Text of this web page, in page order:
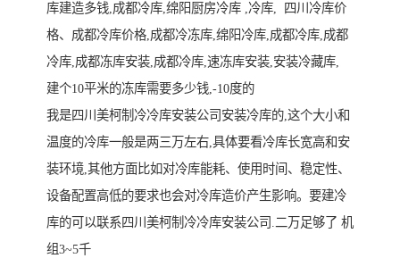
库建造多钱,成都冷库,绵阳厨房冷库 ,冷库, 四川冷库价
格、成都冷库价格,成都冷冻库,绵阳冷库,成都冷库,成都
冷库,成都冻库安装,成都冷库,速冻库安装,安装冷藏库,
建个10平米的冻库需要多少钱,-10度的
我是四川美柯制冷冷库安装公司安装冷库的,这个大小和
温度的冷库一般是两三万左右,具体要看冷库长宽高和安
装环境,其他方面比如对冷库能耗、使用时间、稳定性、
设备配置高低的要求也会对冷库造价产生影响。要建冷
库的可以联系四川美柯制冷冷库安装公司.二万足够了 机
组3~5千